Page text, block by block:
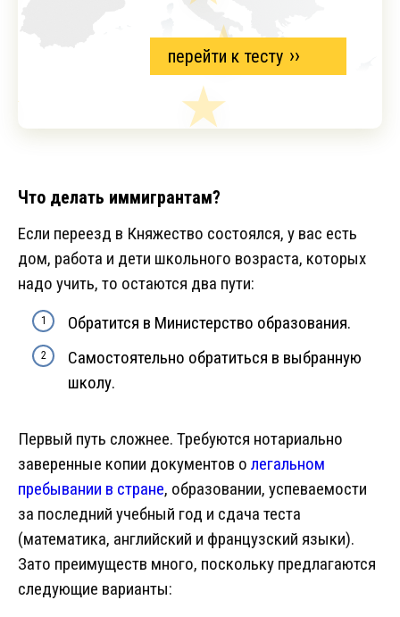
перейти к тесту
Что делать иммигрантам?
Если переезд в Княжество состоялся, у вас есть
дом, работа и дети школьного возраста, которых
надо учить, то остаются два пути:
Обратится в Министерство образования.
Самостоятельно обратиться в выбранную
школу.
Первый путь сложнее. Требуются нотариально
заверенные копии документов о легальном
пребывании в стране, образовании, успеваемости
за последний учебный год и сдача теста
(математика, английский и французский языки).
Зато преимуществ много, поскольку предлагаются
следующие варианты: